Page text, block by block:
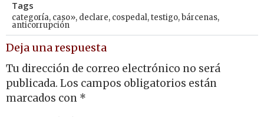
Tags
categoría, caso», declare, cospedal,testigo,bárcenas,
anticorrupción
Deja una respuesta
Tu dirección de correo electrónico no será
publicada. Los campos obligatorios están
marcados con *